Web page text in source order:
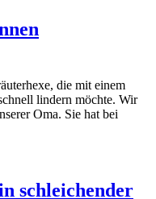
die mit einem
lindern möchte. Wir
Oma. Sie hat bei
schleichender